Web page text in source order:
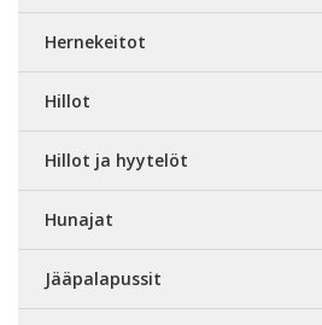
Hernekeitot
Hillot
Hillot ja hyytelöt
Hunajat
Jääpalapussit